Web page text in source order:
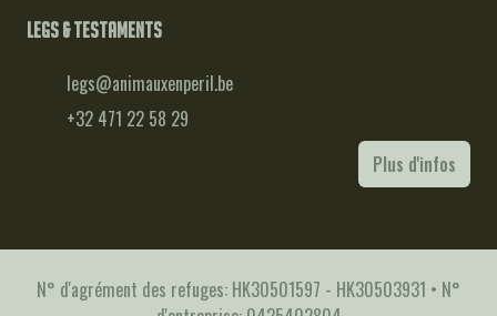
Legs & testaments
legs@animauxenperil.be
+32 471 22 58 29
Plus d'infos
N° d'agrément des refuges: HK30501597 - HK30503931 • N°